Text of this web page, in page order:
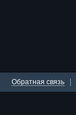
Обратная связь